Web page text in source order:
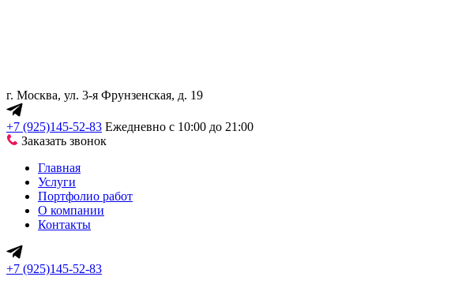
г. Москва, ул. 3-я Фрунзенская, д. 19
+7 (925)145-52-83 Ежедневно с 10:00 до 21:00
Заказать звонок
Главная
Услуги
Портфолио работ
О компании
Контакты
+7 (925)145-52-83